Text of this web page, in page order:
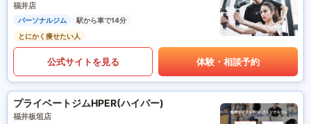
福井店
パーソナルジム
駅から車で14分
とにかく痩せたい人
公式サイトを見る 体験・相談予約
プライベートジムHPER(ハイパー)
福井板垣店